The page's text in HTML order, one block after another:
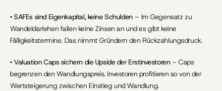
• SAFEs sind Eigenkapital, keine Schulden – Im Gegensatz zu
Wandeldarlehen fallen keine Zinsen an und es gibt keine
Fälligkeitstermine. Das nimmt Gründern den Rückzahlungsdruck.
• Valuation Caps sichern die Upside der Erstinvestoren – Caps
begrenzen den Wandlungspreis. Investoren profitieren so von der
Wertsteigerung zwischen Einstieg und Wandlung.